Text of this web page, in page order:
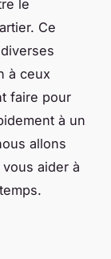
le
Ce
à ceux
faire pour
à un
allons
aider à